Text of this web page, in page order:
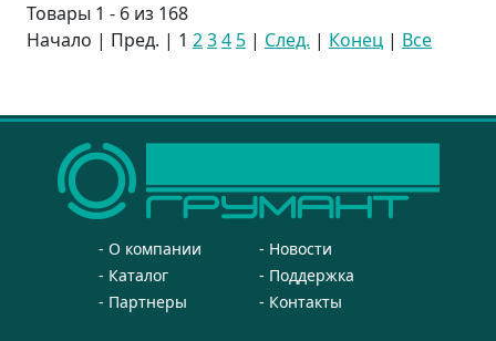
Товары 1 - 6 из 168
Начало | Пред. | 1 234 5 | След. | Конец | Все
О компании
Новости
Каталог
Поддержка
Партнеры
Контакты